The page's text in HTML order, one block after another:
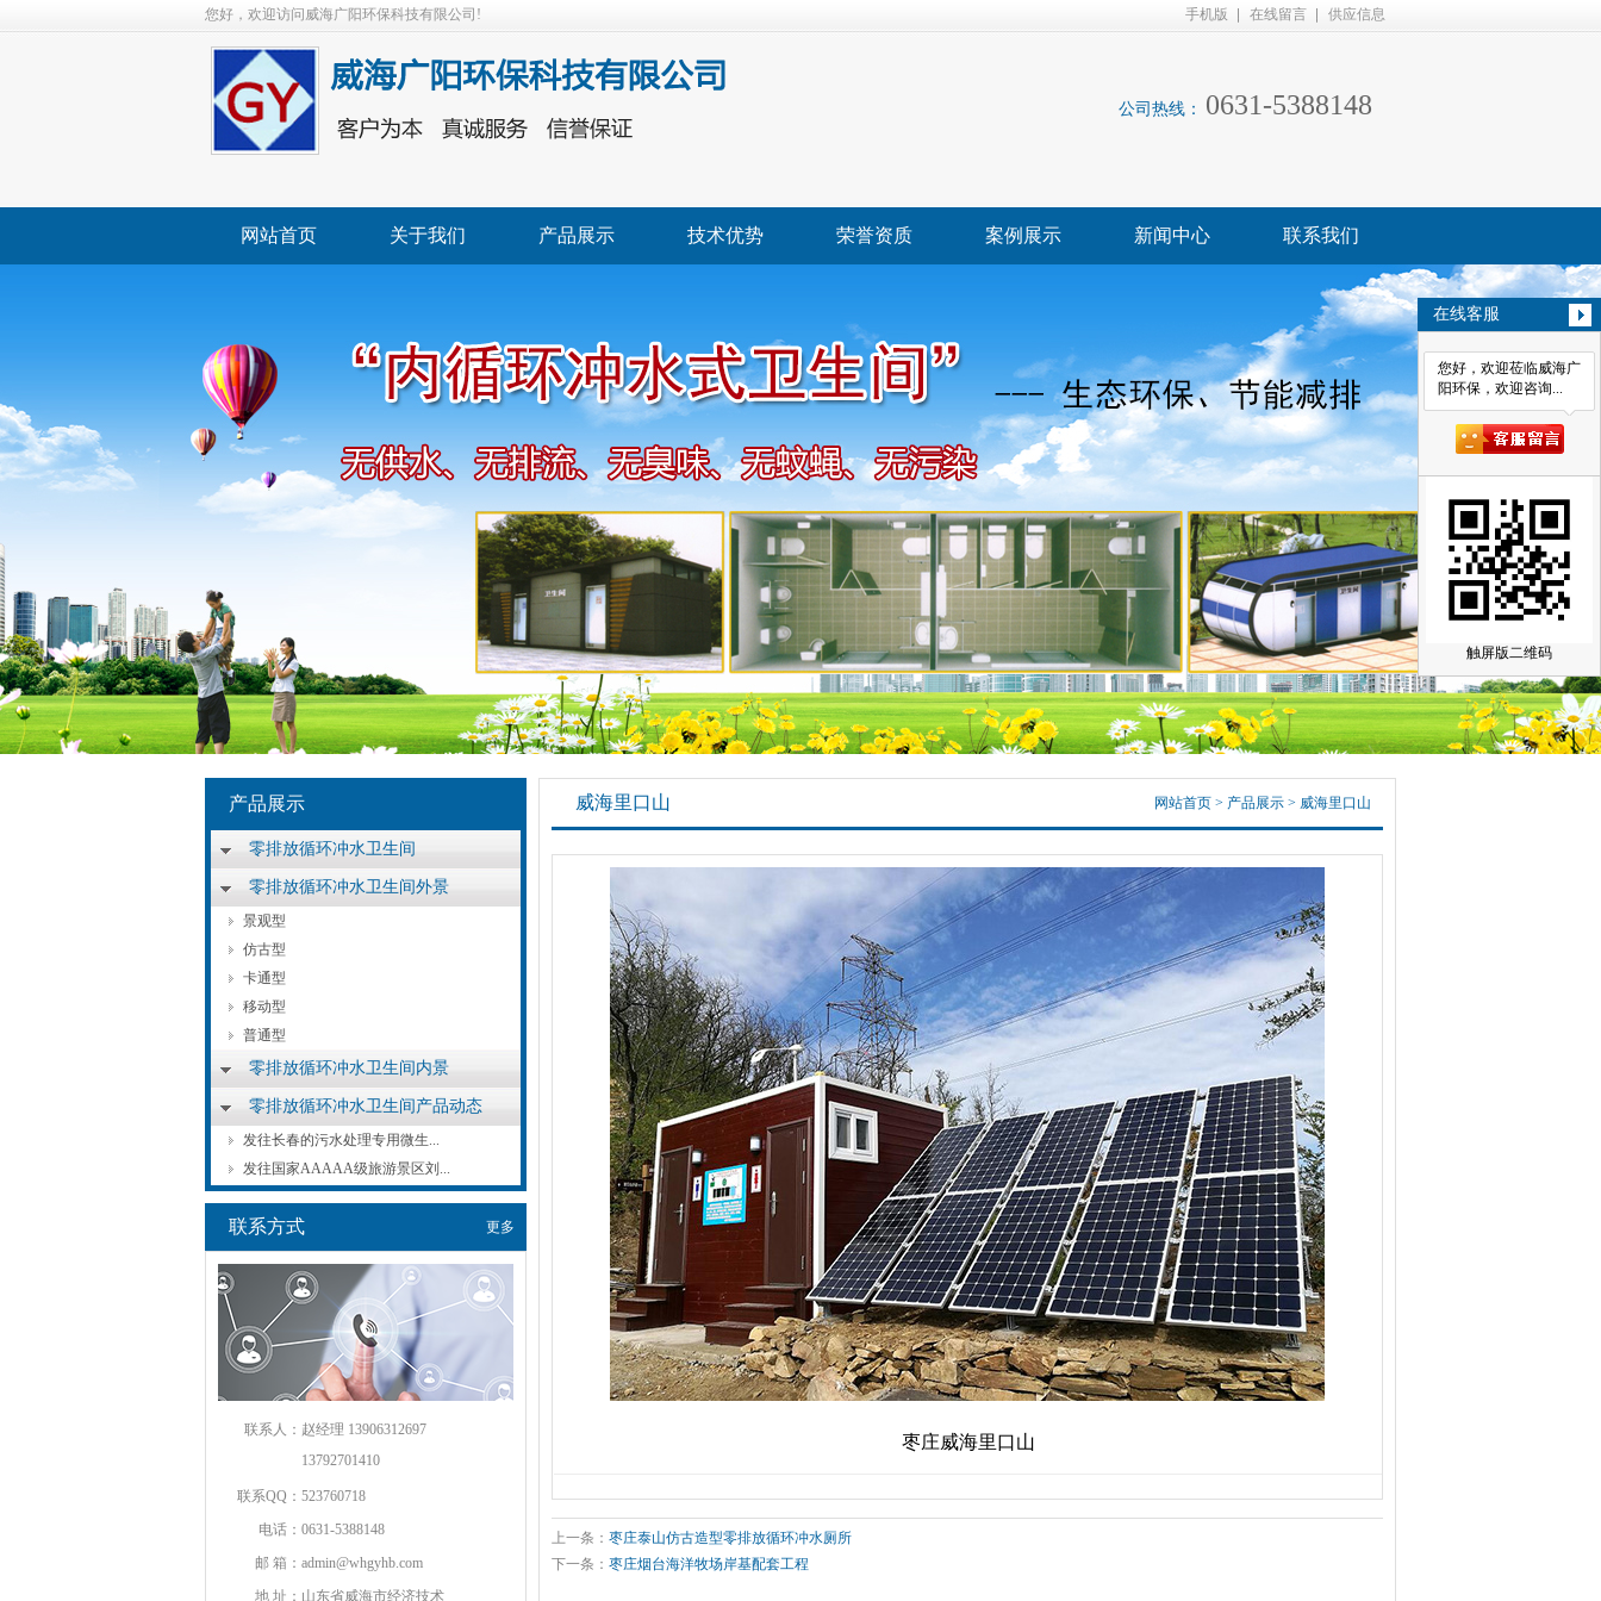
在线客服
您好，欢迎莅临威海广
阳环保，欢迎咨询...
触屏版二维码
您好，欢迎访问威海广阳环保科技有限公司! 手机版 在线留言 供应信息
公司热线： 0631-5388148
网站首页 关于我们 产品展示 技术优势 荣誉资质 案例展示 新闻中心 联系我们
产品展示
零排放循环冲水卫生间
零排放循环冲水卫生间外景
景观型
仿古型
卡通型
移动型
普通型
零排放循环冲水卫生间内景
零排放循环冲水卫生间产品动态
发往长春的污水处理专用微生...
发往国家AAAAA级旅游景区刘...
更多
联系方式
联系人： 赵经理 13906312697
13792701410
联系QQ： 523760718
电话： 0631-5388148
邮 箱： admin@whgyhb.com
地 址： 山东省威海市经济技术
网站首页 > 产品展示 > 威海里口山
威海里口山
枣庄威海里口山
上一条： 枣庄泰山仿古造型零排放循环冲水厕所
下一条： 枣庄烟台海洋牧场岸基配套工程